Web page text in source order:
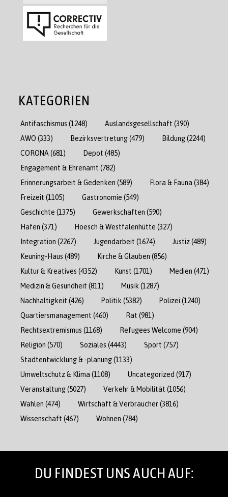
KATEGORIEN
Antifaschismus (1248) Auslandsgesellschaft (390)
AWO (333) Bezirksvertretung(479) Bildung(2244)
CORONA (681) Depot (485)
Engagement & Ehrenamt (782)
Erinnerungsarbeit & Gedenken (589) Flora & Fauna (384)
Freizeit (1105) Gastronomie (549)
Geschichte (1375) Gewerkschaften (590)
Hafen (371) Hoesch & Westfalenhütte (327)
Integration (2267) Jugendarbeit (1674) Justiz(489)
Keuning-Haus (489) Kirche & Glauben (856)
Kultur & Kreatives (4352) Kunst (1701) Medien (471)
Medizin & Gesundheit (811) Musik (1287)
Nachhaltigkeit (426) Politik (5382) Polizei (1240)
Quartiersmanagement (460) Rat (981)
Rechtsextremismus (1168) Refugees Welcome (904)
Religion (570) Soziales (4443) Sport (757)
Stadtentwicklung & -planung(1133)
Umweltschutz & Klima (1108) Uncategorized (917)
Veranstaltung(5027) Verkehr & Mobilität (1056)
Wahlen (474) Wirtschaft & Verbraucher(3816)
Wissenschaft (467) Wohnen (784)
DU FINDEST UNS AUCH AUF: